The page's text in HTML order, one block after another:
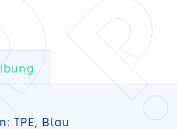
TPE, Blau